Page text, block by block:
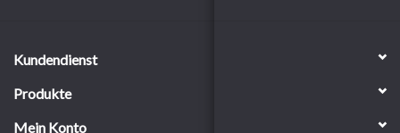
Kundendienst
Produkte
Mein Konto